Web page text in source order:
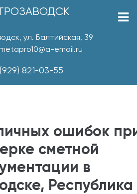
ул. Балтийская, 39
email.ru
821-03-55
ошибок
сметной
в
Республика